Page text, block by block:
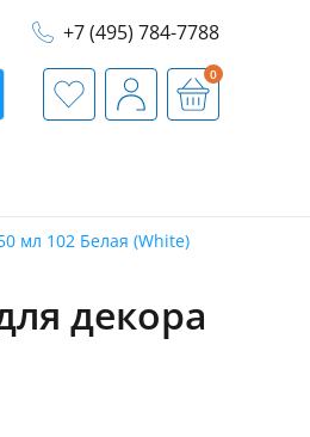
+7 (495) 784-7788
ИзбранноеПрофильКорзина
0
мл 102 Белая (White)
декора